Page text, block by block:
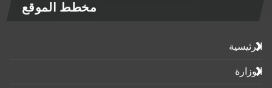
مخطط الموقع
الرئيسية
الوزارة